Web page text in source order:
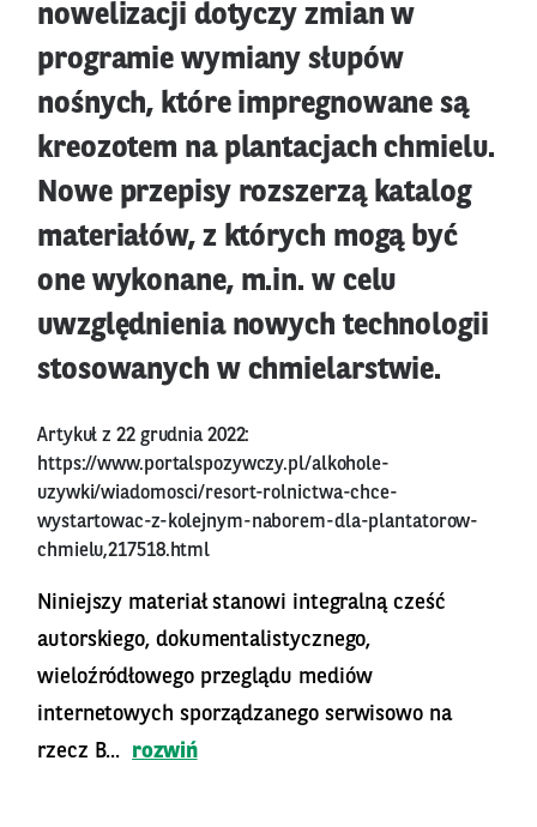
nowelizacji dotyczy zmian w
programie wymiany słupów
nośnych, które impregnowane są
kreozotem na plantacjach chmielu.
Nowe przepisy rozszerzą katalog
materiałów, z których mogą być
one wykonane, m.in. w celu
uwzględnienia nowych technologii
stosowanych w chmielarstwie.
Artykuł z 22 grudnia 2022:
https://www.portalspozywczy.pl/alkohole-
uzywki/wiadomosci/resort-rolnictwa-chce-
wystartowac-z-kolejnym-naborem-dla-plantatorow-
chmielu,217518.html
Niniejszy materiał stanowi integralną cześć
autorskiego, dokumentalistycznego,
wieloźródłowego przeglądu mediów
internetowych sporządzanego serwisowo na
rzecz B...
rozwiń